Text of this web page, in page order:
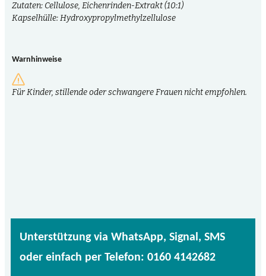
Zutaten: Cellulose, Eichenrinden-Extrakt (10:1)
Kapselhülle: Hydroxypropylmethylzellulose
Warnhinweise
Für Kinder, stillende oder schwangere Frauen nicht empfohlen.
Unterstützung via WhatsApp, Signal, SMS
oder einfach per Telefon: 0160 4142682